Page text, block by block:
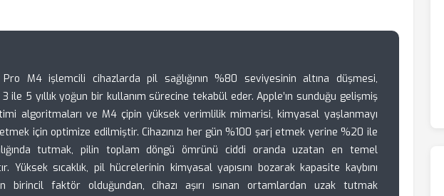
Pro M4 işlemcili cihazlarda pil sağlığının %80 seviyesinin altına düşmesi,
ile 5 yıllık yoğun bir kullanım sürecine tekabül eder. Apple’ın sunduğu gelişmiş
algoritmaları ve M4 çipin yüksek verimlilik mimarisi, kimyasal yaşlanmayı
için optimize edilmiştir. Cihazınızı her gün %100 şarj etmek yerine %20 ile
tutmak, pilin toplam döngü ömrünü ciddi oranda uzatan en temel
Yüksek sıcaklık, pil hücrelerinin kimyasal yapısını bozarak kapasite kaybını
birincil faktör olduğundan, cihazı aşırı ısınan ortamlardan uzak tutmak